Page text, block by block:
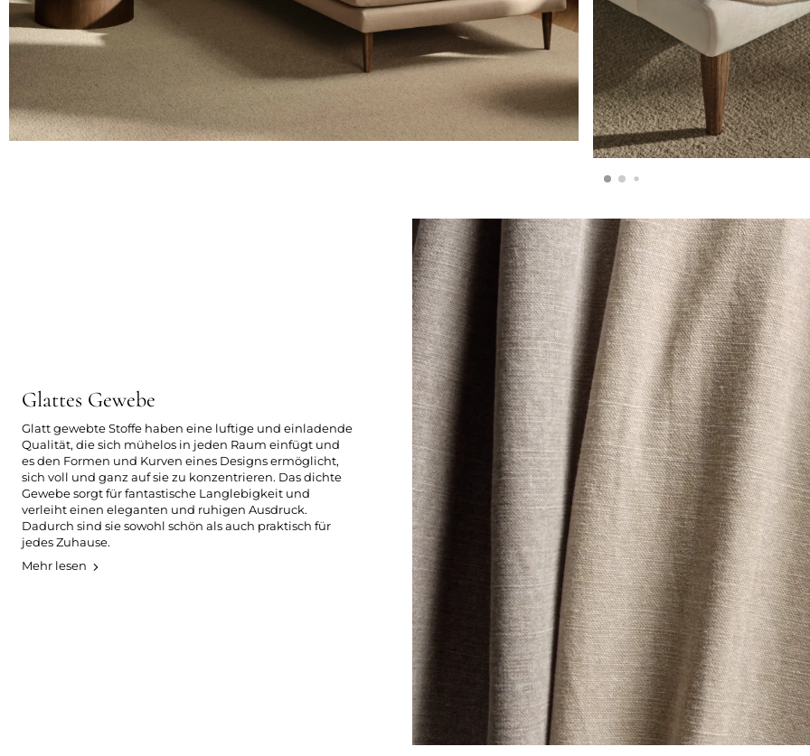
Glattes Gewebe
Glatt gewebte Stoffe haben eine luftige und einladende
Qualität, die sich mühelos in jeden Raum einfügt und
es den Formen und Kurven eines Designs ermöglicht,
sich voll und ganz auf sie zu konzentrieren. Das dichte
Gewebe sorgt für fantastische Langlebigkeit und
verleiht einen eleganten und ruhigen Ausdruck.
Dadurch sind sie sowohl schön als auch praktisch für
jedes Zuhause.
Mehr lesen